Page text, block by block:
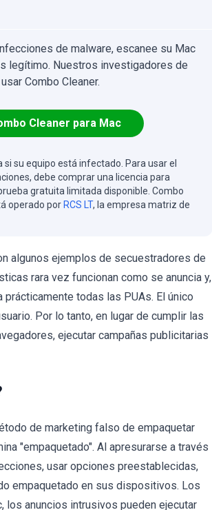
de malware, escanee su Mac
legítimo. Nuestros investigadores de
Combo Cleaner.
Cleaner para Mac
su equipo está infectado. Para usar el
debe comprar una licencia para
gratuita limitada disponible. Combo
operado por RCS LT, la empresa matriz de
algunos ejemplos de secuestradores de
rara vez funcionan como se anuncia y,
todas las PUAs. El único
Por lo tanto, en lugar de cumplir las
ejecutar campañas publicitarias
de marketing falso de empaquetar
"empaquetado". Al apresurarse a través
usar opciones preestablecidas,
empaquetado en sus dispositivos. Los
los anuncios intrusivos pueden ejecutar